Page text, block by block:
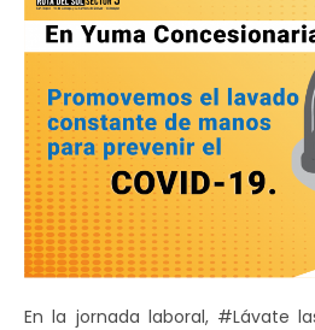
En la jornada laboral, #Lávate